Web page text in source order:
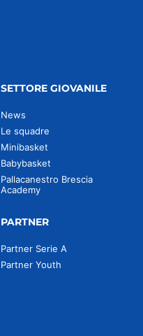
SETTORE GIOVANILE
News
Le squadre
Minibasket
Babybasket
Pallacanestro Brescia
Academy
PARTNER
Partner Serie A
Partner Youth